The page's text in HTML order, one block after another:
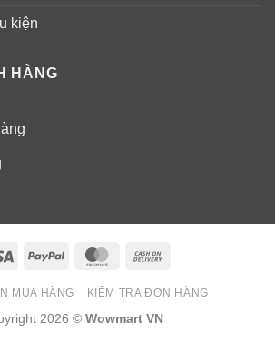
kiện
HÀNG
Visa PayPal MasterCard
Delivery
MUA HÀNG KIỂM TRA ĐƠN HÀNG
2026 © Wowmart VN